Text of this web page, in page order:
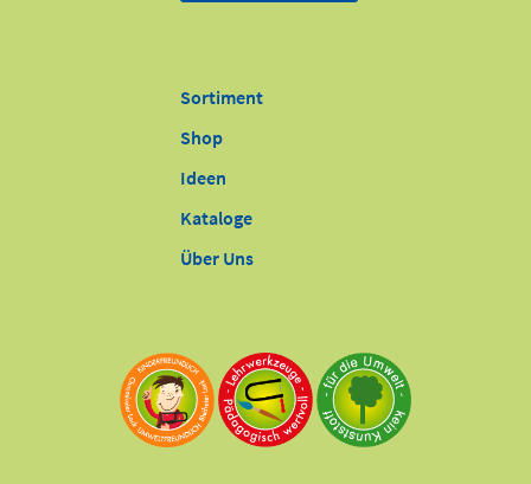
Sortiment
Shop
Ideen
Kataloge
Über Uns